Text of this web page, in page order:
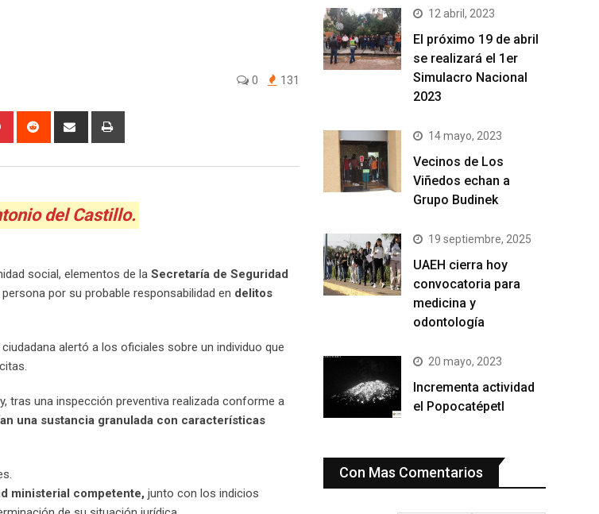
0 131
Pinterest Reddit
Share
del Castillo.
social, elementos de la Secretaría de Seguridad
persona por su probable responsabilidad en delitos
alertó a los oficiales sobre un individuo que
tras una inspección preventiva realizada conforme a
una sustancia granulada con características
ministerial competente, junto con los indicios
12 abril, 2023
El próximo 19 de abril
se realizará el 1er
Simulacro Nacional
2023
14 mayo, 2023
Vecinos de Los
Viñedos echan a
Grupo Budinek
19 septiembre, 2025
UAEH cierra hoy
convocatoria para
medicina y
odontología
20 mayo, 2023
Incrementa actividad
el Popocatépetl
Con Mas Comentarios